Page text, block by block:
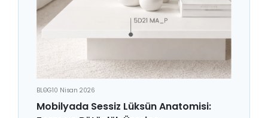
BLOG10 Nisan 2026
Mobilyada Sessiz Lüksün Anatomisi: